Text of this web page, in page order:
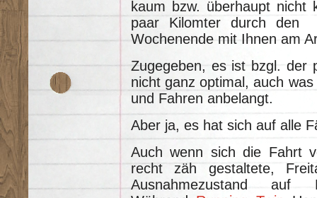
kaum bzw. überhaupt
paar Kilomter durch den
Wochenende mit Ihnen am
Zugegeben, es ist bzgl. der
nicht ganz optimal, auch
und Fahren anbelangt.
Aber ja, es hat sich auf alle
Auch wenn sich die Fahrt
recht zäh gestaltete,
Ausnahmezustand auf